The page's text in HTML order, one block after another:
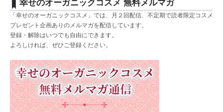
幸せのオーガニックコスメ 無料メルマガ
「幸せのオーガニックコスメ」では、月２回配信、不定期で読者限定コスメ
プレゼント企画ありのメルマガを配信しています。
登録・解除はいつでも自由にできます。
よろしければ、ぜひご登録ください。